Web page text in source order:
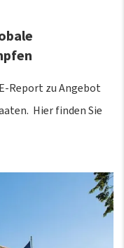
Report zu Angebot
Hier finden Sie